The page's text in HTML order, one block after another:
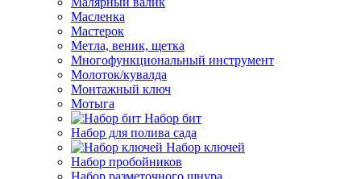
Масленка
Мастерок
Метла, веник, щетка
Многофункциональный инструмент
Молоток/кувалда
Монтажный ключ
Мотыга
Набор бит
Набор для полива сада
Набор ключей
Набор пробойников
Набор разметочного шнура